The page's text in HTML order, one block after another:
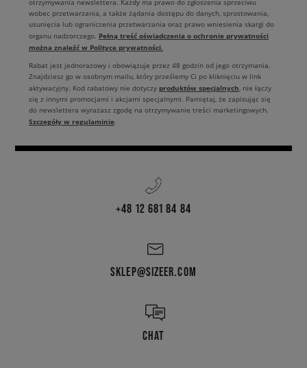
otrzymywania newslettera. Każdy ma prawo do zgłoszenia sprzeciwu
wobec przetwarzania, a także żądania dostępu do danych, sprostowania,
usunięcia lub ograniczenia przetwarzania oraz prawo wniesienia skargi do
organu nadzorczego. Pełną treść oświadczenia o ochronie prywatności
można znaleźć w Polityce prywatności.
Rabat jest jednorazowy i obowiązuje przez 48 godzin od jego otrzymania.
Znajdziesz go w osobnym mailu, który prześlemy Ci po kliknięciu w link
aktywacyjny. Kod rabatowy nie dotyczy produktów specjalnych, nie łączy
się z innymi promocjami i akcjami specjalnymi. Pamiętaj, że zapisując się
do newslettera wyrażasz zgodę na otrzymywanie treści marketingowych.
Szczegóły w regulaminie.
+48 12 681 84 84
SKLEP@SIZEER.COM
CHAT